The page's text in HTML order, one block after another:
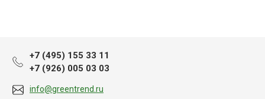
+7 (495) 155 33 11
+7 (926) 005 03 03
info@greentrend.ru